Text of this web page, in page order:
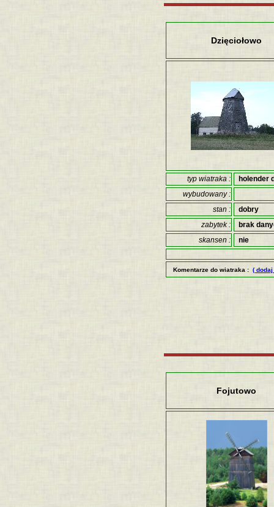
Dzięciołowo
typ wiatraka :
holender
wybudowany :
stan :
dobry
zabytek :
brak
skansen :
nie
Komentarze do wiatraka : (
Fojutowo